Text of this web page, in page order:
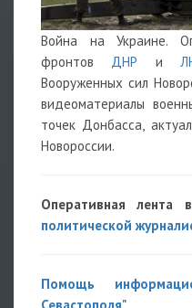
Война на Украине.
фронтов ДНР и
Вооруженных сил
видеоматериалы
точек Донбасса,
Новороссии.
Оперативная лента
политической
Помощь
Севастополя"